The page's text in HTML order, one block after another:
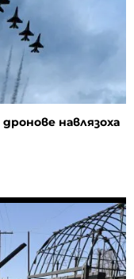
навлязоха